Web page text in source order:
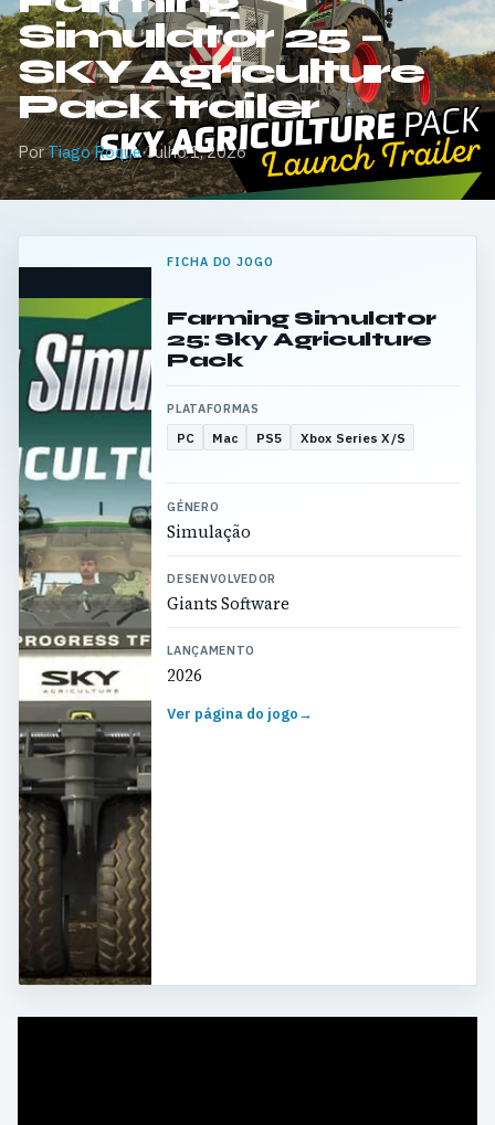
Simulator 25 –
SKY Agriculture
Pack trailer
PorTiago Roque·Julho 1, 2026
FICHA DO JOGO
Farming Simulator
25: Sky Agriculture
Pack
PLATAFORMAS
PC Mac PS5 Xbox Series X/S
GÉNERO
Simulação
DESENVOLVEDOR
Giants Software
LANÇAMENTO
2026
Ver página do jogo→